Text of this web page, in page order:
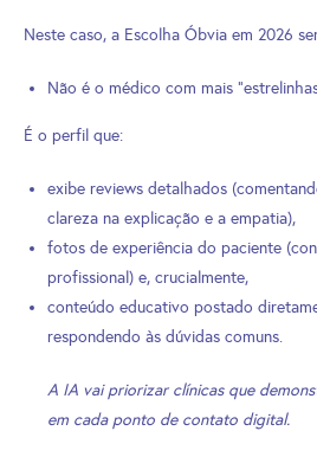
Neste caso, a Escolha Óbvia em 2026
Não é o médico com mais
É o perfil que:
exibe reviews detalhados
clareza na explicação e a empatia),
fotos de experiência do paciente
profissional) e, crucialmente,
conteúdo educativo postado
respondendo às dúvidas comuns.
A IA vai priorizar clínicas que
em cada ponto de contato digital.